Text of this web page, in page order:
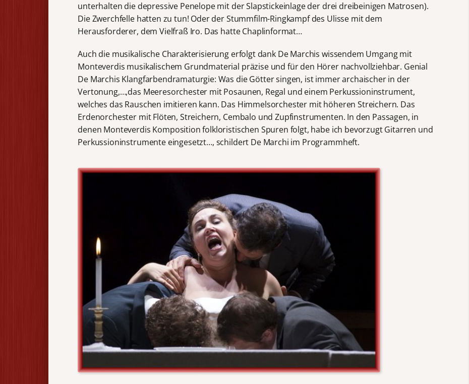
unterhalten die depressive Penelope mit der Slapstickeinlage der drei dreibeinigen Matrosen).
Die Zwerchfelle hatten zu tun! Oder der Stummfilm-Ringkampf des Ulisse mit dem
Herausforderer, dem Vielfraß Iro. Das hatte Chaplinformat…
Auch die musikalische Charakterisierung erfolgt dank De Marchis wissendem Umgang mit
Monteverdis musikalischem Grundmaterial präzise und für den Hörer nachvollziehbar. Genial
De Marchis Klangfarbendramaturgie: Was die Götter singen, ist immer archaischer in der
Vertonung,…,das Meeresorchester mit Posaunen, Regal und einem Perkussioninstrument,
welches das Rauschen imitieren kann. Das Himmelsorchester mit höheren Streichern. Das
Erdenorchester mit Flöten, Streichern, Cembalo und Zupfinstrumenten. In den Passagen, in
denen Monteverdis Komposition folkloristischen Spuren folgt, habe ich bevorzugt Gitarren und
Perkussioninstrumente eingesetzt…, schildert De Marchi im Programmheft.